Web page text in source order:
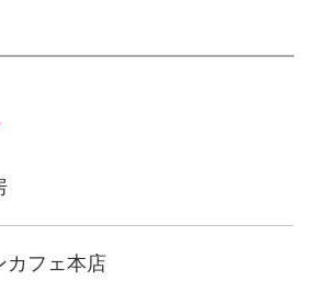
カフェ本店